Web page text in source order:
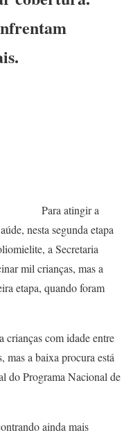
Para atingir a
nesta segunda etapa
a Secretaria
mil crianças, mas a
etapa, quando foram
crianças com idade entre
mas a baixa procura está
do Programa Nacional de
ainda mais